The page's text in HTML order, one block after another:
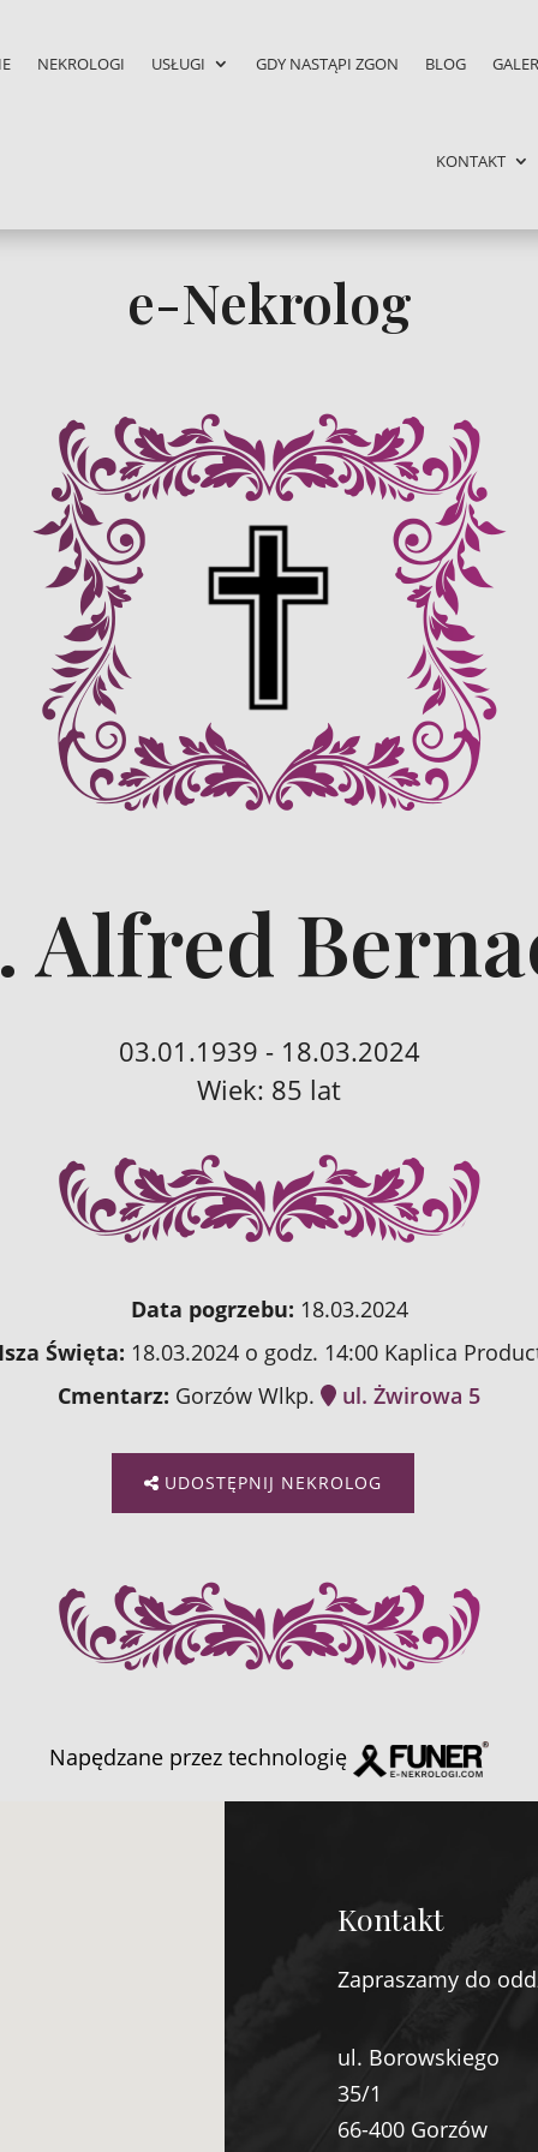
NEKROLOGI USŁUGI GDY NASTĄPI ZGON BLOG
KONTAKT
e-Nekrolog
Alfred
03.01.1939 - 18.03.2024
Wiek: 85 lat
Data pogrzebu: 18.03.2024
Święta: 18.03.2024 o godz. 14:00 Kaplica
Cmentarz: Gorzów Wlkp. ul. Żwirowa 5
UDOSTĘPNIJ NEKROLOG
Napędzane przez technologię
Kontakt
Zapraszamy do
ul. Borowskiego
35/1
66-400 Gorzów